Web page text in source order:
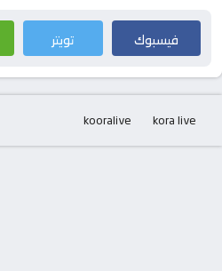
فيسبوك تويتر
kora live
kooralive